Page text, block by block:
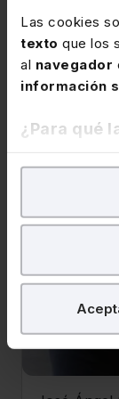
Las cookies
texto que los
al navegador
información
¿Para qué
En Lefebvre
nuestra
¿Qué
Puedes
experiencia